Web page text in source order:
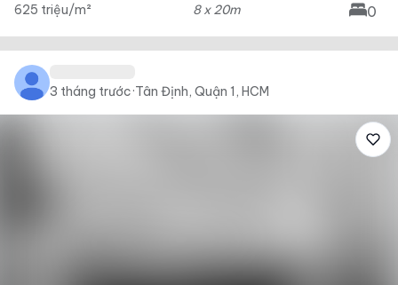
625 triệu/m² 8 x 20m
0
3 tháng trước·Tân Định, Quận 1, HCM